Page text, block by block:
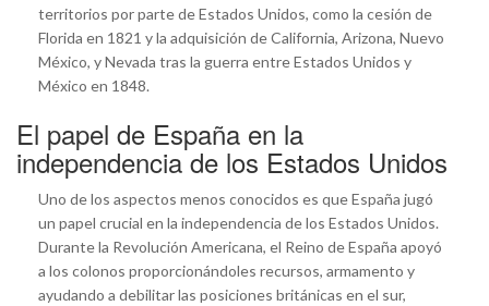
territorios por parte de Estados Unidos, como la cesión de
Florida en 1821 y la adquisición de California, Arizona, Nuevo
México, y Nevada tras la guerra entre Estados Unidos y
México en 1848.
El papel de España en la
independencia de los Estados Unidos
Uno de los aspectos menos conocidos es que España jugó
un papel crucial en la independencia de los Estados Unidos.
Durante la Revolución Americana, el Reino de España apoyó
a los colonos proporcionándoles recursos, armamento y
ayudando a debilitar las posiciones británicas en el sur,